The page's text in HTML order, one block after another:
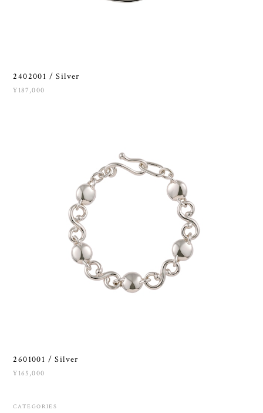
2402001 / Silver
¥187,000
2601001 / Silver
¥165,000
CATEGORIES